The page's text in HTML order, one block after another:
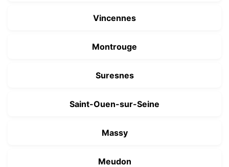
Vincennes
Montrouge
Suresnes
Saint-Ouen-sur-Seine
Massy
Meudon